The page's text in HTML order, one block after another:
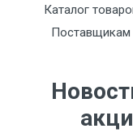
Каталог
Поставщикам